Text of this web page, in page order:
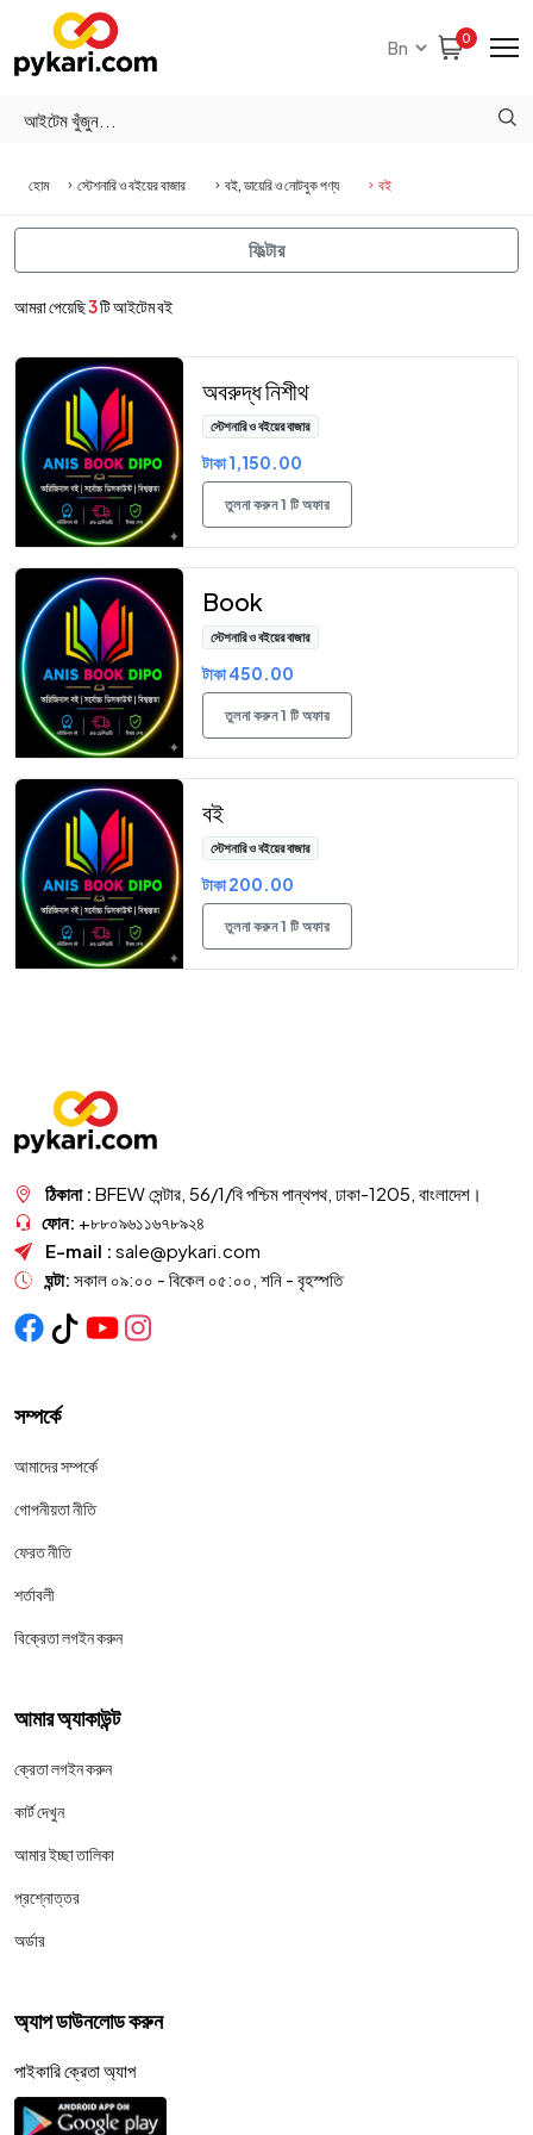
0
হোম স্টেশনারি ও বইয়ের বাজার বই, ডায়েরি ও নোটবুক পণ্য বই
আমরা পেয়েছি3টি আইটেম বই
অবরুদ্ধ নিশীথ
স্টেশনারি ও বইয়ের বাজার
টাকা 1,150.00
তুলনা করুন 1 টি অফার
Book
স্টেশনারি ও বইয়ের বাজার
টাকা 450.00
তুলনা করুন 1 টি অফার
বই
স্টেশনারি ও বইয়ের বাজার
টাকা 200.00
তুলনা করুন 1 টি অফার
ফিল্টার
ঠিকানা : BFEW সেন্টার, 56/1/বি পশ্চিম পান্থপথ, ঢাকা-1205, বাংলাদেশ।
ফোন: +৮৮০৯৬১১৬৭৮৯২৪
E-mail : sale@pykari.com
ঘন্টা: সকাল ০৯:০০ - বিকেল ০৫:০০, শনি - বৃহস্পতি
সম্পর্কে
আমাদের সম্পর্কে
গোপনীয়তা নীতি
ফেরত নীতি
শর্তাবলী
বিক্রেতা লগইন করুন
আমার অ্যাকাউন্ট
ক্রেতা লগইন করুন
কার্ট দেখুন
আমার ইচ্ছা তালিকা
প্রশ্নোত্তর
অর্ডার
অ্যাপ ডাউনলোড করুন
পাইকারি ক্রেতা অ্যাপ